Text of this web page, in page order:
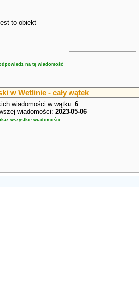
to obiekt
na tę wiadomość
w Wetlinie - cały wątek
wiadomości w wątku: 6
wiadomości: 2023-05-06
wszystkie wiadomości